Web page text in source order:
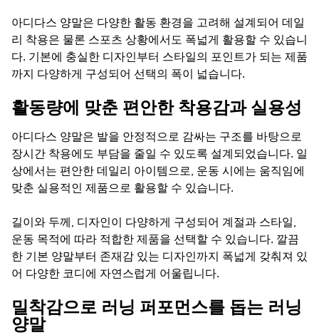
아디다스 양말은 다양한 활동 환경을 고려해 설계되어 데일
리 착용은 물론 스포츠 상황에서도 폭넓게 활용할 수 있습니
다. 기본에 충실한 디자인부터 스타일의 포인트가 되는 제품
까지 다양하게 구성되어 선택의 폭이 넓습니다.
활동량에 맞춘 편안한 착용감과 실용성
아디다스 양말은 발을 안정적으로 감싸는 구조를 바탕으로
장시간 착용에도 부담을 줄일 수 있도록 설계되었습니다. 일
상에서는 편안한 데일리 아이템으로, 운동 시에는 움직임에
맞춘 실용적인 제품으로 활용할 수 있습니다.
길이와 두께, 디자인이 다양하게 구성되어 계절과 스타일,
운동 목적에 따라 적합한 제품을 선택할 수 있습니다. 깔끔
한 기본 양말부터 존재감 있는 디자인까지 폭넓게 갖춰져 있
어 다양한 코디에 자연스럽게 어울립니다.
밀착감으로 러닝 퍼포먼스를 돕는 러닝
양말